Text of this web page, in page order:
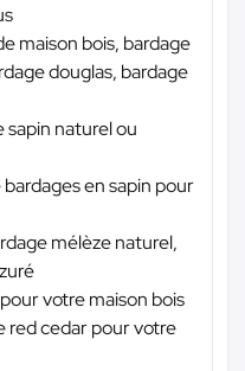
maison bois, bardage
douglas, bardage
sapin naturel ou
en sapin pour
mélèze naturel,
votre maison bois
red cedar pour votre